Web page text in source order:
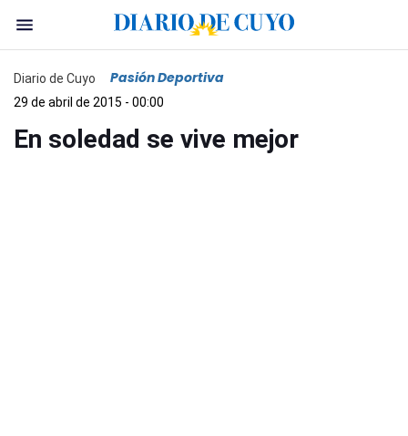
Diario de Cuyo Pasión Deportiva
29 de abril de 2015 - 00:00
En soledad se vive mejor